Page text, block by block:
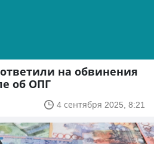
на обвинения
об ОПГ
4 сентября 2025, 8:21